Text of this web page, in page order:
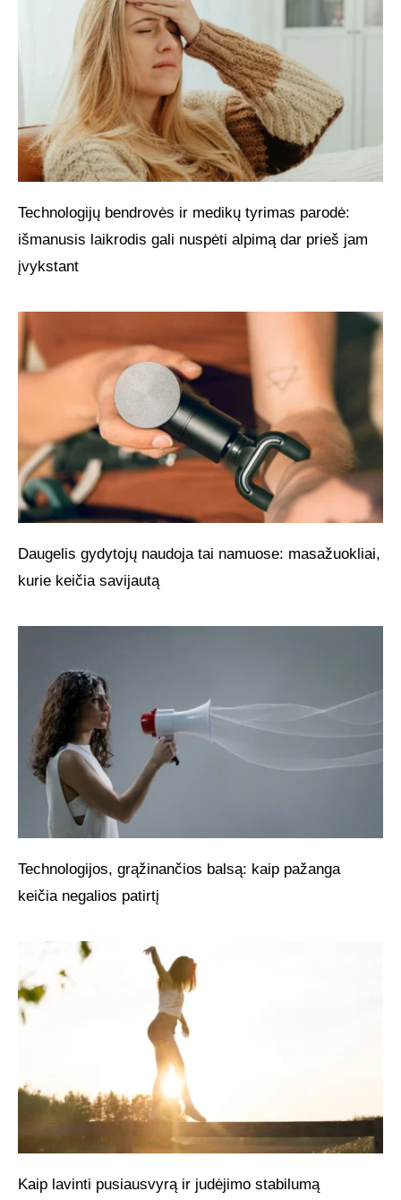
Technologijų bendrovės ir medikų tyrimas parodė:
išmanusis laikrodis gali nuspėti alpimą dar prieš jam
įvykstant
Daugelis gydytojų naudoja tai namuose: masažuokliai,
kurie keičia savijautą
Technologijos, grąžinančios balsą: kaip pažanga
keičia negalios patirtį
Kaip lavinti pusiausvyrą ir judėjimo stabilumą